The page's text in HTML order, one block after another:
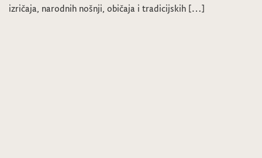
izričaja, narodnih nošnji, običaja i tradicijskih […]